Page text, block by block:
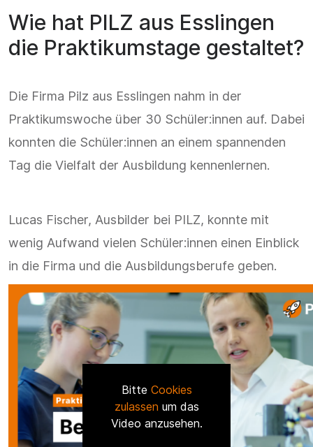
Wie hat PILZ aus Esslingen
die Praktikumstage gestaltet?
Die Firma Pilz aus Esslingen nahm in der
Praktikumswoche über 30 Schüler:innen auf. Dabei
konnten die Schüler:innen an einem spannenden
Tag die Vielfalt der Ausbildung kennenlernen.
Lucas Fischer, Ausbilder bei PILZ, konnte mit
wenig Aufwand vielen Schüler:innen einen Einblick
in die Firma und die Ausbildungsberufe geben.
Bitte Cookies
zulassen um das
Video anzusehen.